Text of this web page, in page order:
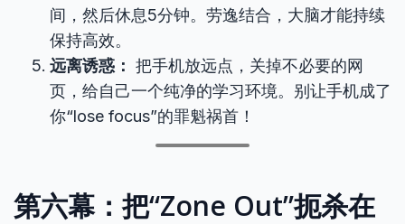
间，然后休息5分钟。劳逸结合，大脑才能持续
保持高效。
远离诱惑： 把手机放远点，关掉不必要的网
页，给自己一个纯净的学习环境。别让手机成了
你“lose focus”的罪魁祸首！
第六幕：把“Zone Out”扼杀在